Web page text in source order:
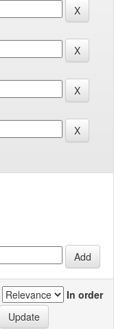
In order